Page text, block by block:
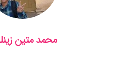
محمد متین